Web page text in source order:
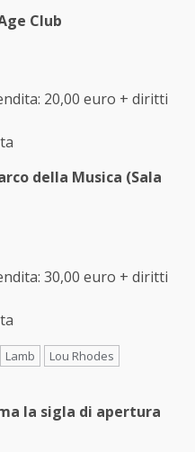
Club
20,00 euro + diritti
della Musica (Sala
30,00 euro + diritti
Lamb Lou Rhodes
la sigla di apertura